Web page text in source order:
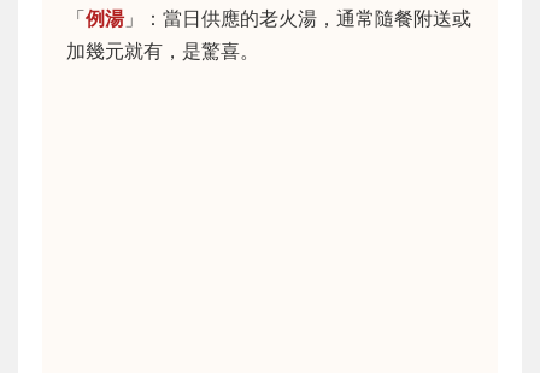
「例湯」：當日供應的老火湯，通常隨餐附送或
加幾元就有，是驚喜。